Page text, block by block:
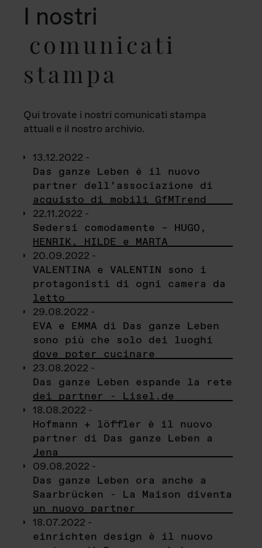
I nostri
comunicati
stampa
Qui trovate i nostri comunicati stampa
attuali e il nostro archivio.
13.12.2022 -
Das ganze Leben è il nuovo
partner dell’associazione di
acquisto di mobili GfMTrend
22.11.2022 -
Sedersi comodamente – HUGO,
HENRIK, HILDE e MARTA
20.09.2022 -
VALENTINA e VALENTIN sono i
protagonisti di ogni camera da
letto
29.08.2022 -
EVA e EMMA di Das ganze Leben
sono più che solo dei luoghi
dove poter cucinare
23.08.2022 -
Das ganze Leben espande la rete
dei partner - Lisel.de
18.08.2022 -
Hofmann + löffler è il nuovo
partner di Das ganze Leben a
Jena
09.08.2022 -
Das ganze Leben ora anche a
Saarbrücken - La Maison diventa
un nuovo partner
18.07.2022 -
einrichten design è il nuovo